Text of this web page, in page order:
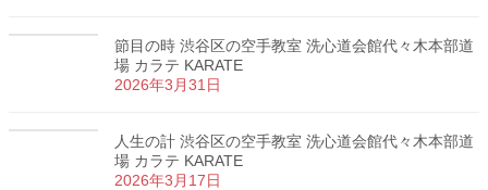
節目の時 渋谷区の空手教室 洗心道会館代々木本部道
場 カラテ KARATE
2026年3月31日
人生の計 渋谷区の空手教室 洗心道会館代々木本部道
場 カラテ KARATE
2026年3月17日